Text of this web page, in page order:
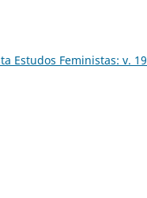
Estudos Feministas: v.